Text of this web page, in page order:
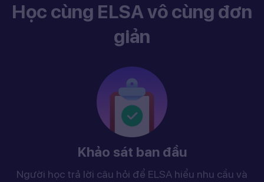
Học cùng ELSA vô cùng đơn
giản
Khảo sát ban đầu
Người học trả lời câu hỏi để ELSA hiểu nhu cầu và